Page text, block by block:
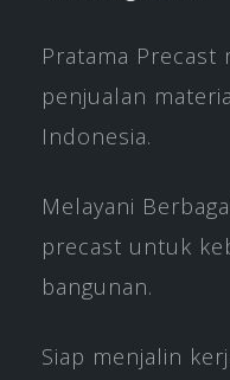
Pratama Precast
penjualan
Indonesia.
Melayani
precast untuk
bangunan.
Siap menjalin